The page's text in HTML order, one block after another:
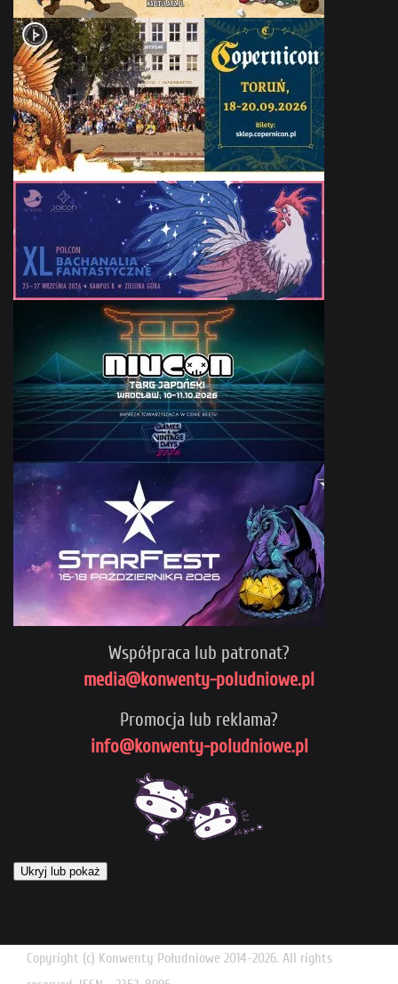
Współpraca lub patronat?
media@konwenty-poludniowe.pl
Promocja lub reklama?
info@konwenty-poludniowe.pl
Ukryj lub pokaż
Copyright (c) Konwenty Południowe 2014-2026. All rights